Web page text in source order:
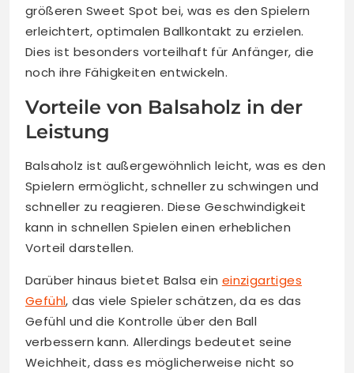
größeren Sweet Spot bei, was es den Spielern
erleichtert, optimalen Ballkontakt zu erzielen.
Dies ist besonders vorteilhaft für Anfänger, die
noch ihre Fähigkeiten entwickeln.
Vorteile von Balsaholz in der
Leistung
Balsaholz ist außergewöhnlich leicht, was es den
Spielern ermöglicht, schneller zu schwingen und
schneller zu reagieren. Diese Geschwindigkeit
kann in schnellen Spielen einen erheblichen
Vorteil darstellen.
Darüber hinaus bietet Balsa ein einzigartiges
Gefühl, das viele Spieler schätzen, da es das
Gefühl und die Kontrolle über den Ball
verbessern kann. Allerdings bedeutet seine
Weichheit, dass es möglicherweise nicht so